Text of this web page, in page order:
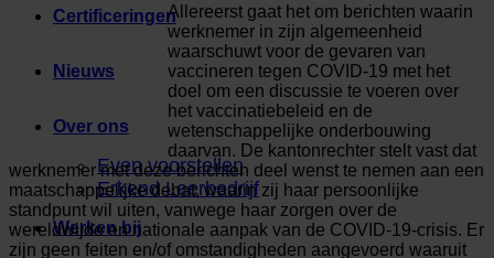
Certificeringen
Nieuws
Over ons
Even voorstellen
Erkend Leerbedrijf
Werken bij
Allereerst gaat het om berichten waarin
werknemer in zijn algemeenheid
waarschuwt voor de gevaren van
vaccineren tegen COVID-19 met het
doel om een discussie te voeren over
het vaccinatiebeleid en de
wetenschappelijke onderbouwing
daarvan. De kantonrechter stelt vast dat
werknemer met deze berichten deel wenst te nemen aan een
maatschappelijke debat, waarin zij haar persoonlijke
standpunt wil uiten, vanwege haar zorgen over de
wereldwijde en nationale aanpak van de COVID-19-crisis. Er
zijn geen feiten en/of omstandigheden aangevoerd waaruit